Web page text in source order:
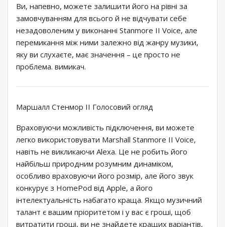
Ви, напевно, можете залишити його на рівні за
замовчуванням для всього й не відчувати себе
незадоволеним у виконанні Stanmore II Voice, але
перемикання між ними залежно від жанру музики,
яку ви слухаєте, має значення – це просто не
проблема. вимикач.
Маршалл Стенмор II Голосовий огляд
Враховуючи можливість підключення, ви можете
легко використовувати Marshall Stanmore II Voice,
навіть не викликаючи Alexa. Це не робить його
найбільш природним розумним динаміком,
особливо враховуючи його розмір, але його звук
конкурує з HomePod від Apple, а його
інтелектуальність набагато краща. Якщо музичний
талант є вашим пріоритетом і у вас є гроші, щоб
витратити гроші, ви не знайдете кращих варіантів,